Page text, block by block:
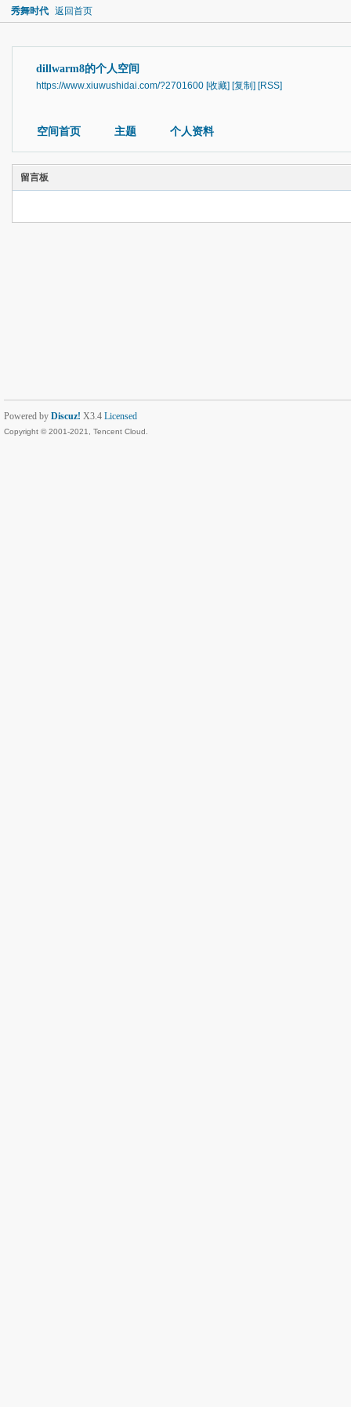
秀舞时代 返回首页
dillwarm8的个人空间
https://www.xiuwushidai.com/?2701600 [收藏] [复制] [RSS]
空间首页 主题 个人资料
留言板
Powered by Discuz! X3.4 Licensed
Copyright © 2001-2021, Tencent Cloud.